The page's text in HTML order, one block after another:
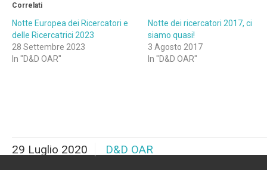
Correlati
Notte Europea dei Ricercatori e
delle Ricercatrici 2023
28 Settembre 2023
In "D&D OAR"
Notte dei ricercatori 2017, ci
siamo quasi!
3 Agosto 2017
In "D&D OAR"
29 Luglio 2020 D&D OAR